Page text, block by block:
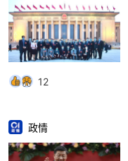
12
政情